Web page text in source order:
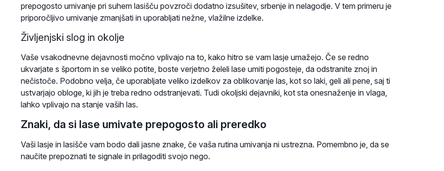
prepogosto umivanje pri suhem lasišču povzroči dodatno izsušitev, srbenje in nelagodje. V tem primeru je
priporočljivo umivanje zmanjšati in uporabljati nežne, vlažilne izdelke.
Življenjski slog in okolje
Vaše vsakodnevne dejavnosti močno vplivajo na to, kako hitro se vam lasje umažejo. Če se redno
ukvarjate s športom in se veliko potite, boste verjetno želeli lase umiti pogosteje, da odstranite znoj in
nečistoče. Podobno velja, če uporabljate veliko izdelkov za oblikovanje las, kot so laki, geli ali pene, saj ti
ustvarjajo obloge, ki jih je treba redno odstranjevati. Tudi okoljski dejavniki, kot sta onesnaženje in vlaga,
lahko vplivajo na stanje vaših las.
Znaki, da si lase umivate prepogosto ali preredko
Vaši lasje in lasišče vam bodo dali jasne znake, če vaša rutina umivanja ni ustrezna. Pomembno je, da se
naučite prepoznati te signale in prilagoditi svojo nego.